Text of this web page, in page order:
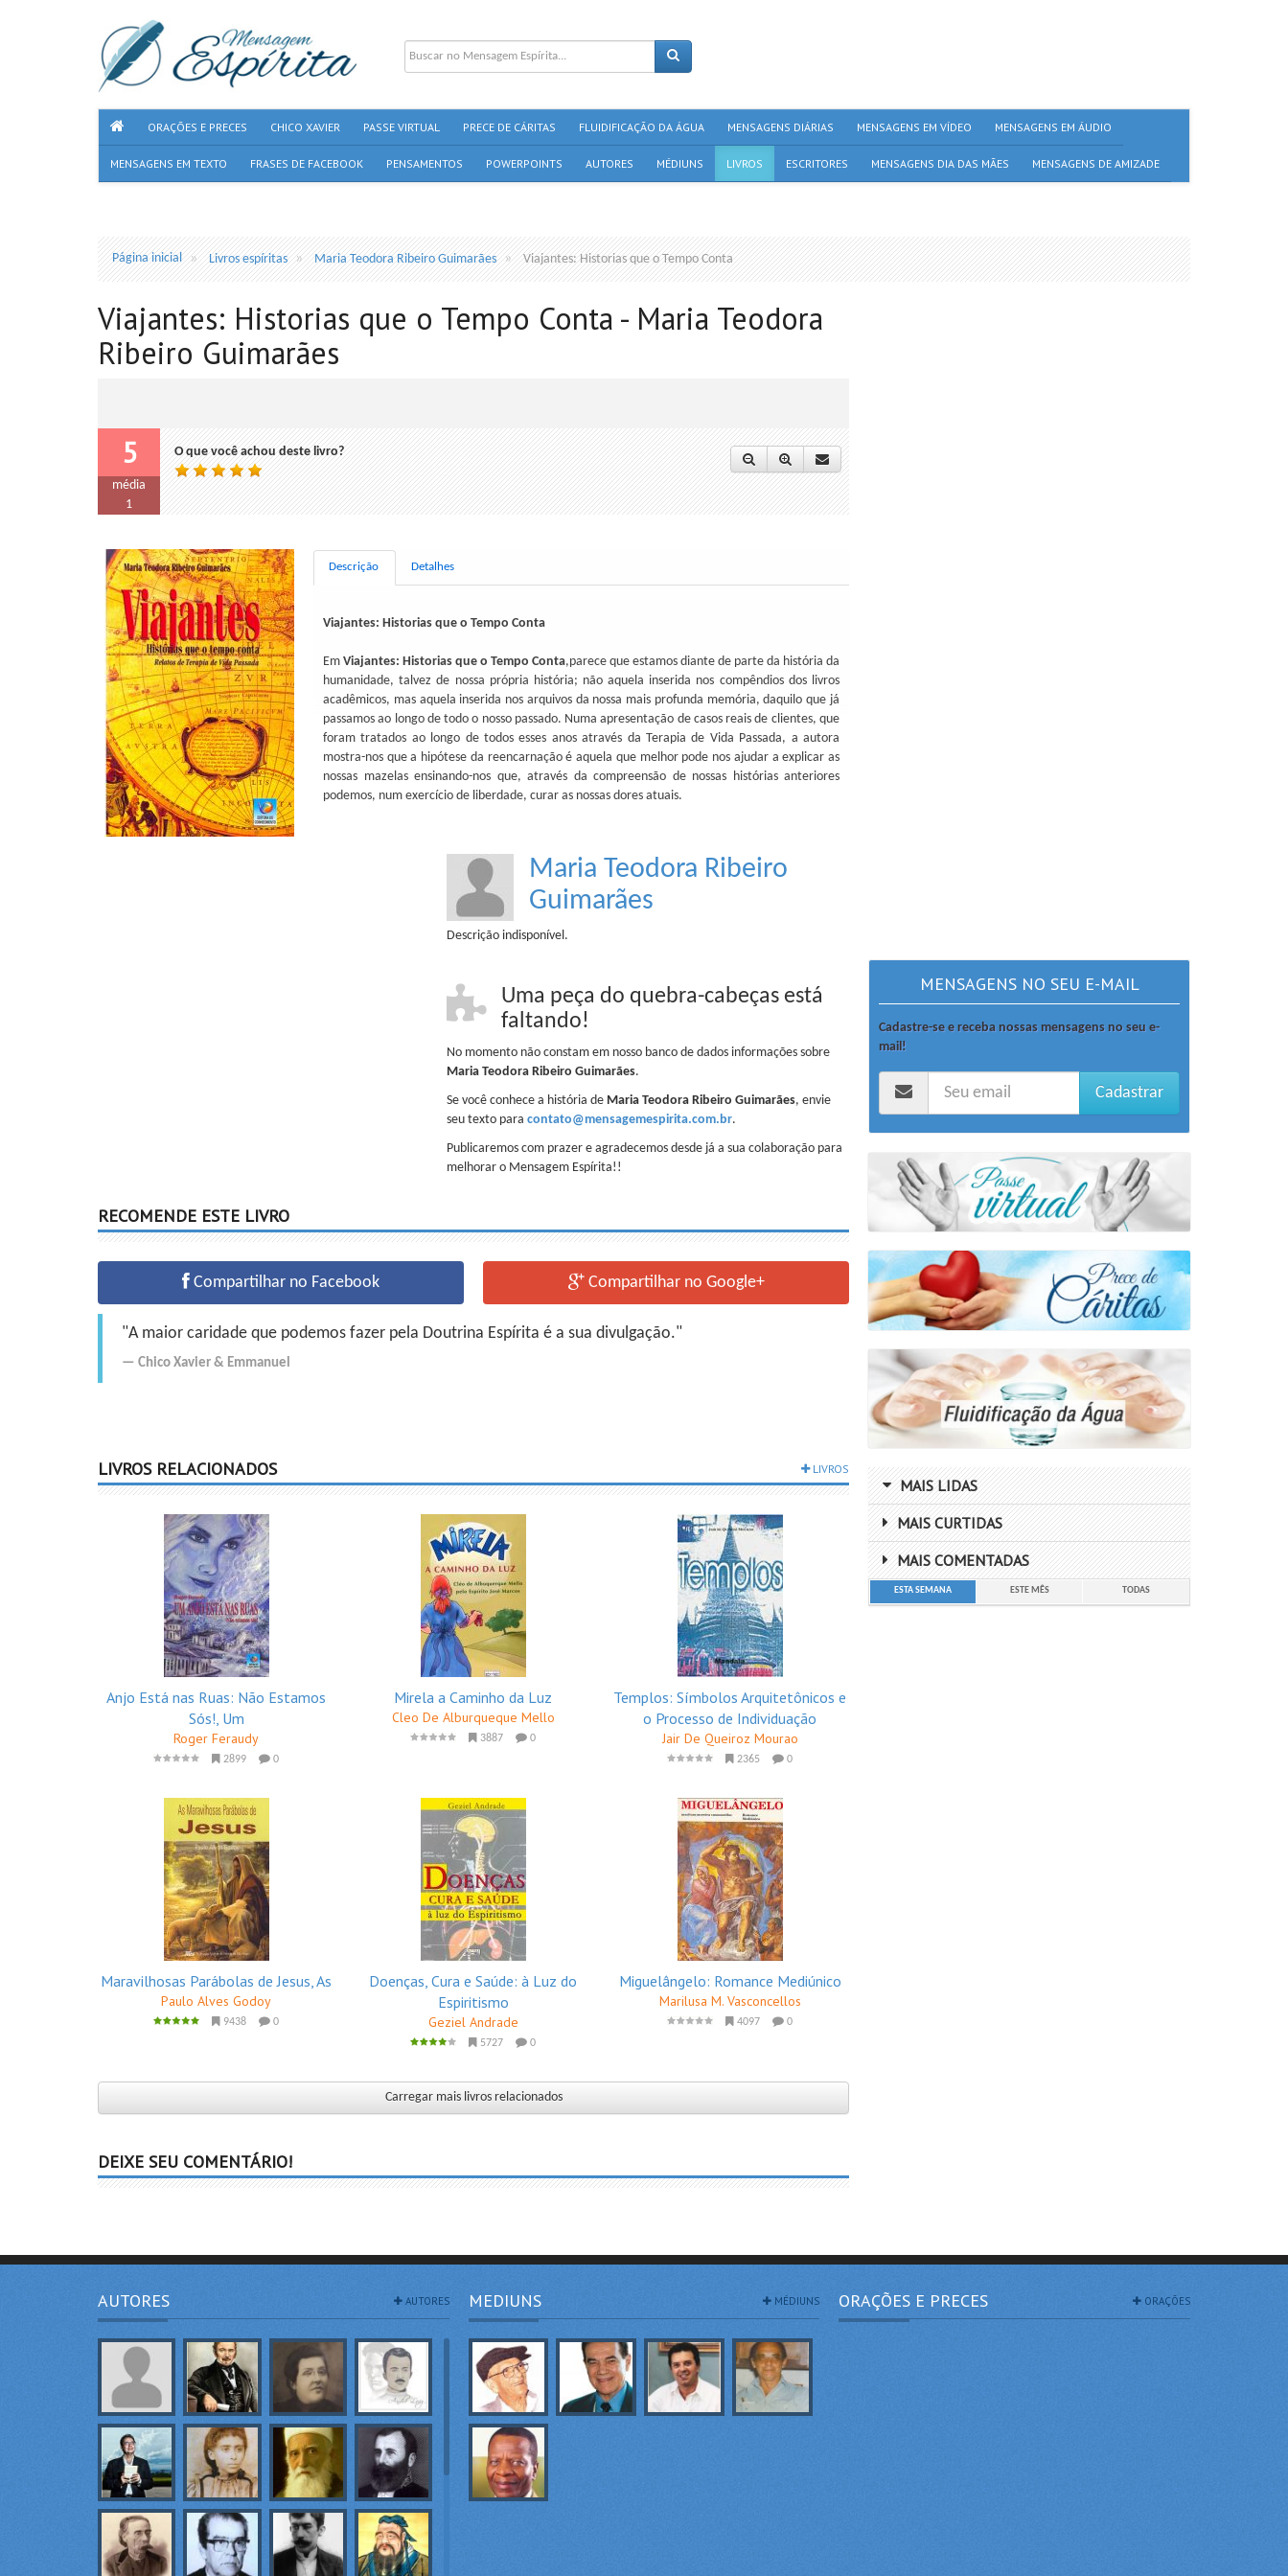
ORAÇÕES E PRECES CHICO XAVIER PASSE VIRTUAL PRECE DE CÁRITAS FLUIDIFICAÇÃO DA ÁGUA MENSAGENS DIÁRIAS MENSAGENS EM VÍDEO MENSAGENS EM ÁUDIO
MENSAGENS EM TEXTO FRASES DE FACEBOOK PENSAMENTOS POWERPOINTS AUTORES MÉDIUNS LIVROS ESCRITORES MENSAGENS DIA DAS MÃES MENSAGENS DE AMIZADE
Página inicial Livros espíritas Maria Teodora Ribeiro Guimarães Viajantes: Historias que o Tempo Conta
Viajantes: Historias que o Tempo Conta - Maria Teodora
Ribeiro Guimarães
5
média
1
O que você achou deste livro?
Descrição Detalhes
Viajantes: Historias que o Tempo Conta
Em Viajantes: Historias que o Tempo Conta,parece que estamos diante de parte da história da
humanidade, talvez de nossa própria história; não aquela inserida nos compêndios dos livros
acadêmicos, mas aquela inserida nos arquivos da nossa mais profunda memória, daquilo que já
passamos ao longo de todo o nosso passado. Numa apresentação de casos reais de clientes, que
foram tratados ao longo de todos esses anos através da Terapia de Vida Passada, a autora
mostra-nos que a hipótese da reencarnação é aquela que melhor pode nos ajudar a explicar as
nossas mazelas ensinando-nos que, através da compreensão de nossas histórias anteriores
podemos, num exercício de liberdade, curar as nossas dores atuais.
Maria Teodora Ribeiro
Guimarães
Descrição indisponível.
Uma peça do quebra-cabeças está
faltando!
No momento não constam em nosso banco de dados informações sobre
Maria Teodora Ribeiro Guimarães.
Se você conhece a história de Maria Teodora Ribeiro Guimarães, envie
seu texto para contato@mensagemespirita.com.br.
Publicaremos com prazer e agradecemos desde já a sua colaboração para
melhorar o Mensagem Espírita!!
RECOMENDE ESTE LIVRO
Compartilhar no Facebook Compartilhar no Google+
"A maior caridade que podemos fazer pela Doutrina Espírita é a sua divulgação."
Chico Xavier & Emmanuel
LIVROS RELACIONADOS LIVROS
Anjo Está nas Ruas: Não Estamos
Sós!, Um
Roger Feraudy
2899 0
Mirela a Caminho da Luz
Cleo De Alburqueque Mello
3887 0
Templos: Símbolos Arquitetônicos e
o Processo de Individuação
Jair De Queiroz Mourao
2365 0
Maravilhosas Parábolas de Jesus, As
Paulo Alves Godoy
9438 0
Doenças, Cura e Saúde: à Luz do
Espiritismo
Geziel Andrade
5727 0
Miguelângelo: Romance Mediúnico
Marilusa M. Vasconcellos
4097 0
Carregar mais livros relacionados
DEIXE SEU COMENTÁRIO!
MENSAGENS NO SEU E-MAIL
Cadastre-se e receba nossas mensagens no seu e-
mail!
Cadastrar
MAIS LIDAS
MAIS CURTIDAS
MAIS COMENTADAS
ESTA SEMANA ESTE MÊS TODAS
AUTORES AUTORES MEDIUNS MÉDIUNS ORAÇÕES E PRECES ORAÇÕES